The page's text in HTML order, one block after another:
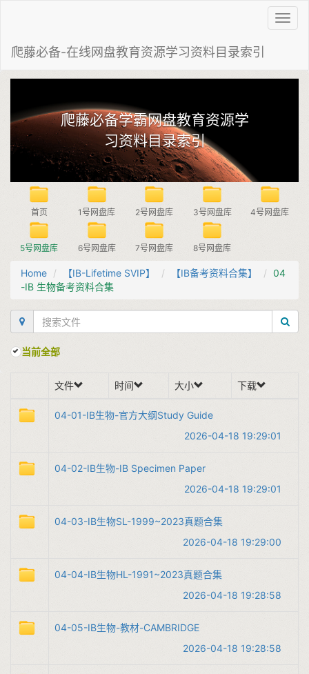
爬藤必备-在线网盘教育资源学习资料目录索引
爬藤必备学霸网盘教育资源学
习资料目录索引
首页 1号网盘库 2号网盘库 3号网盘库 4号网盘库
5号网盘库 6号网盘库 7号网盘库 8号网盘库
Home 【IB-Lifetime SVIP】 【IB备考资料合集】
04
-IB 生物备考资料合集
当前全部
文件 时间 大小 下载
04-01-IB生物-官方大纲Study Guide
2026-04-18 19:29:01
04-02-IB生物-IB Specimen Paper
2026-04-18 19:29:01
04-03-IB生物SL-1999~2023真题合集
2026-04-18 19:29:00
04-04-IB生物HL-1991~2023真题合集
2026-04-18 19:28:58
04-05-IB生物-教材-CAMBRIDGE
2026-04-18 19:28:58